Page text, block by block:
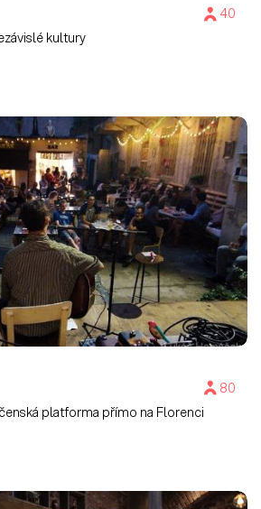
40
kultury
80
platforma přímo na Florenci